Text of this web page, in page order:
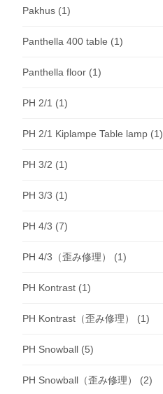
Pakhus (1)
Panthella 400 table (1)
Panthella floor (1)
PH 2/1 (1)
PH 2/1 Kiplampe Table lamp (1)
PH 3/2 (1)
PH 3/3 (1)
PH 4/3 (7)
PH 4/3（歪み修理） (1)
PH Kontrast (1)
PH Kontrast（歪み修理） (1)
PH Snowball (5)
PH Snowball（歪み修理） (2)